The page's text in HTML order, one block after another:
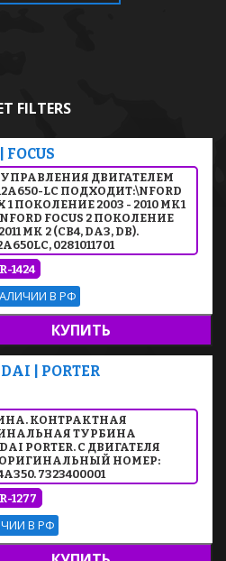
FILTERS
FOCUS
ДВИГАТЕЛЕМ
LC ПОДХОДИТ:\NFORD
1 ПОКОЛЕНИЕ 2003 - 2010 MK1
FOCUS 2 ПОКОЛЕНИЕ
MK 2 (CB4, DA3, DB).
0281011701
1424
В РФ
КУПИТЬ
| PORTER
КОНТРАКТНАЯ
ТУРБИНА
PORTER. С ДВИГАТЕЛЯ
ОРИГИНАЛЬНЫЙ НОМЕР:
7323400001
1277
В РФ